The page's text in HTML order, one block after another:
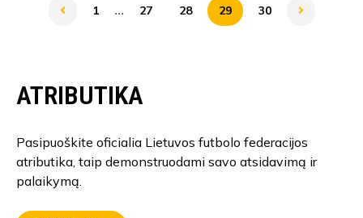
1 ... 27 28 29 30
ATRIBUTIKA
Pasipuoškite oficialia Lietuvos futbolo federacijos
atributika, taip demonstruodami savo atsidavimą ir
palaikymą.